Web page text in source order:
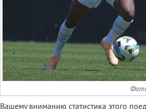
Вашему вниманию статистика этого